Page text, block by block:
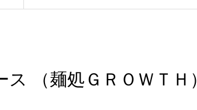
（麺処ＧＲＯＷＴＨ）